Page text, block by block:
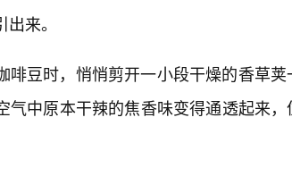
来。
啡豆时，悄悄剪开一小段干燥的香草
气中原本干辣的焦香味变得通透起来